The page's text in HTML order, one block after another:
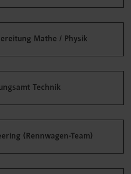
Mathe / Physik
Technik
(Rennwagen-Team)